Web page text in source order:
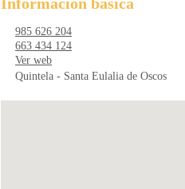
985 626 204
663 434 124
Ver web
Quintela - Santa Eulalia de Oscos